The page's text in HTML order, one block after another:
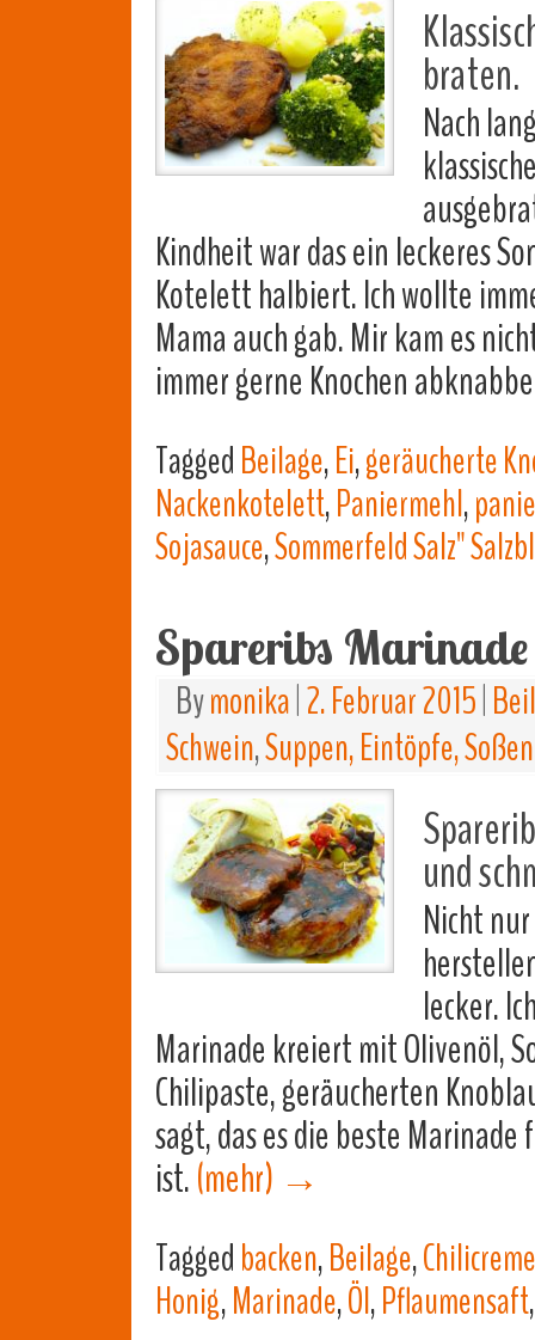
braten.
Nach
Kindheit war das ein leckeres
Kotelett halbiert. Ich wollte
Mama auch gab. Mir kam es
immer gerne Knochen
TaggedBeilage,Ei,geräucherte
Nackenkotelett,Paniermehl,
Sojasauce,Sommerfeld Salz"
Spareribs Marinade
Bymonika 2. Februar 2015
Schwein,Suppen, Eintöpfe,
und
Nicht
lecker.
Marinade kreiert mit Olivenöl,
Chilipaste, geräucherten
sagt, das es die beste
ist.(mehr) →
Taggedbacken,Beilage,Chilicreme
Honig,Marinade,Öl,Pflaumensaft